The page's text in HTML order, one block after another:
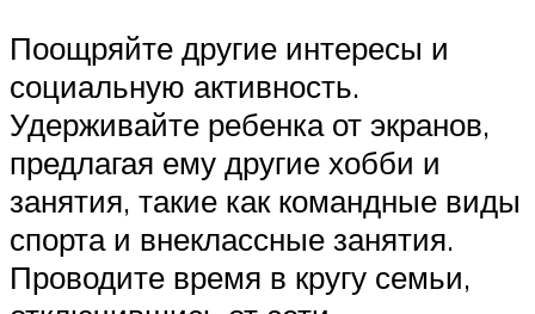
Поощряйте другие интересы и
социальную активность.
Удерживайте ребенка от экранов,
предлагая ему другие хобби и
занятия, такие как командные виды
спорта и внеклассные занятия.
Проводите время в кругу семьи,